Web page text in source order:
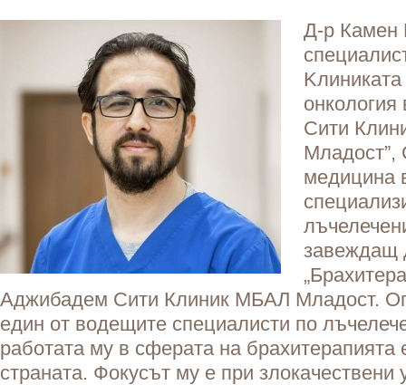
Д-р Камен
Сити
медицина
завеждащ
Аджибадем Сити Клиник МБАЛ Младост.
един от водещите специалисти по
работата му в сферата на брахитерапията
страната. Фокусът му е при злокачествени